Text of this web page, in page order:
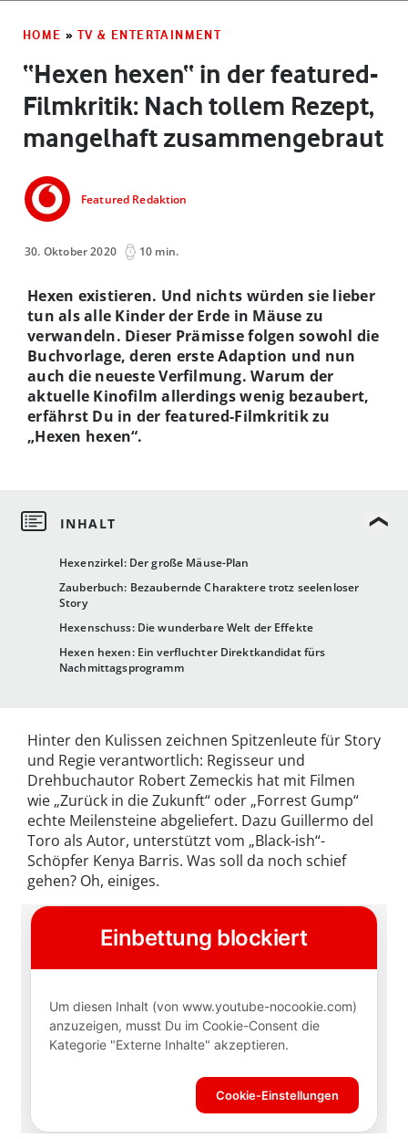
HOME » TV & ENTERTAINMENT
“Hexen hexen“ in der featured-
Filmkritik: Nach tollem Rezept,
mangelhaft zusammengebraut
Featured Redaktion
30. Oktober 2020 10 min.
Hexenzirkel: Der große Mäuse-Plan
Zauberbuch: Bezaubernde Charaktere trotz seelenloser
Story
Hexenschuss: Die wunderbare Welt der Effekte
Hexen hexen: Ein verfluchter Direktkandidat fürs
Nachmittagsprogramm
Hexen existieren. Und nichts würden sie lieber
tun als alle Kinder der Erde in Mäuse zu
verwandeln. Dieser Prämisse folgen sowohl die
Buchvorlage, deren erste Adaption und nun
auch die neueste Verfilmung. Warum der
aktuelle Kinofilm allerdings wenig bezaubert,
erfährst Du in der featured-Filmkritik zu
„Hexen hexen“.
Hinter den Kulissen zeichnen Spitzenleute für Story
und Regie verantwortlich: Regisseur und
Drehbuchautor Robert Zemeckis hat mit Filmen
wie „Zurück in die Zukunft“ oder „Forrest Gump“
echte Meilensteine abgeliefert. Dazu Guillermo del
Toro als Autor, unterstützt vom „Black-ish“-
Schöpfer Kenya Barris. Was soll da noch schief
gehen? Oh, einiges.